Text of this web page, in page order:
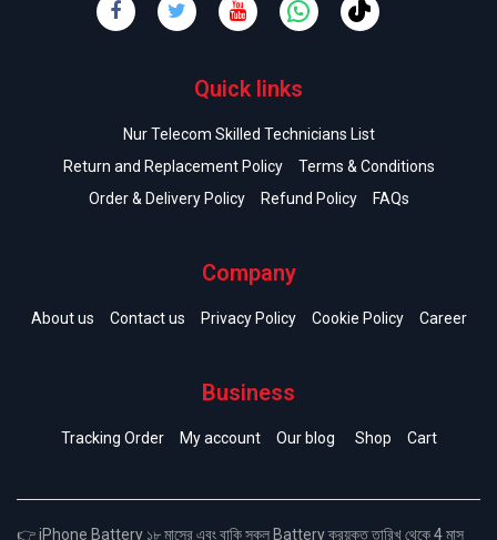
Quick links
Nur Telecom Skilled Technicians List
Return and Replacement Policy
Terms & Conditions
Order & Delivery Policy
Refund Policy FAQs
Company
About us Contact us Privacy Policy Cookie Policy Career
Business
Tracking Order My account Our blog Shop Cart
👉 iPhone Battery ১৮ মাসের এবং বাকি সকল Battery ক্রয়কৃত তারিখ থেকে 4 মাস